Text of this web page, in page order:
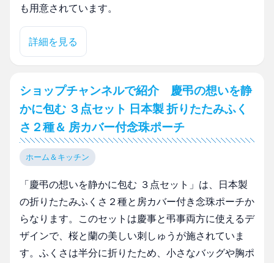
も用意されています。
詳細を見る
ショップチャンネルで紹介 慶弔の想いを静
かに包む ３点セット 日本製 折りたたみふく
さ２種＆ 房カバー付念珠ポーチ
ホーム＆キッチン
「慶弔の想いを静かに包む ３点セット」は、日本製
の折りたたみふくさ２種と房カバー付き念珠ポーチか
らなります。このセットは慶事と弔事両方に使えるデ
ザインで、桜と蘭の美しい刺しゅうが施されていま
す。ふくさは半分に折りたため、小さなバッグや胸ポ